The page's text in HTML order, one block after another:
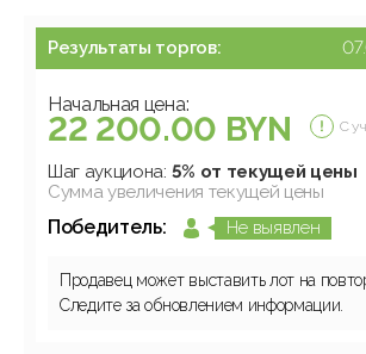
Результаты торгов:
Начальная цена:
22 200.00 BYN С
Шаг аукциона: 5% от текущей цены
Сумма увеличения текущей цены
Победитель: Не выявлен
Продавец может выставить лот на
Следите за обновлением информации.